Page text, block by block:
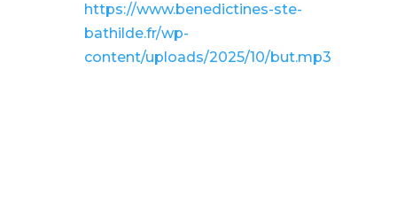
https://www.benedictines-ste-
bathilde.fr/wp-
content/uploads/2025/10/but.mp3